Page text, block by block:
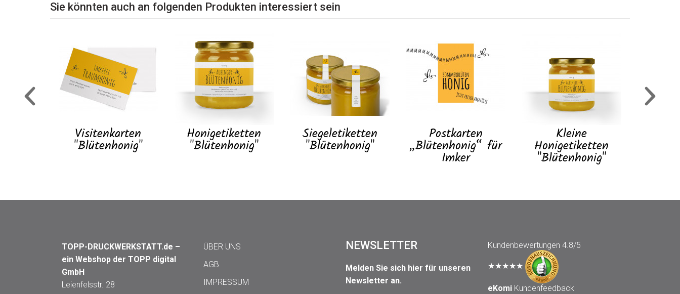
Sie könnten auch an folgenden Produkten interessiert sein
Visitenkarten
"Blütenhonig"
Honigetiketten
"Blütenhonig"
Siegeletiketten
"Blütenhonig"
Postkarten
„Blütenhonig“ für
Imker
Kleine
Honigetiketten
"Blütenhonig"
TOPP-DRUCKWERKSTATT.de –
ein Webshop der TOPP digital
GmbH
Leienfelsstr. 28
ÜBER UNS
AGB
IMPRESSUM
NEWSLETTER
Melden Sie sich hier für unseren
Newsletter an.
Kundenbewertungen 4.8/5
★★★★★
eKomiKundenfeedback